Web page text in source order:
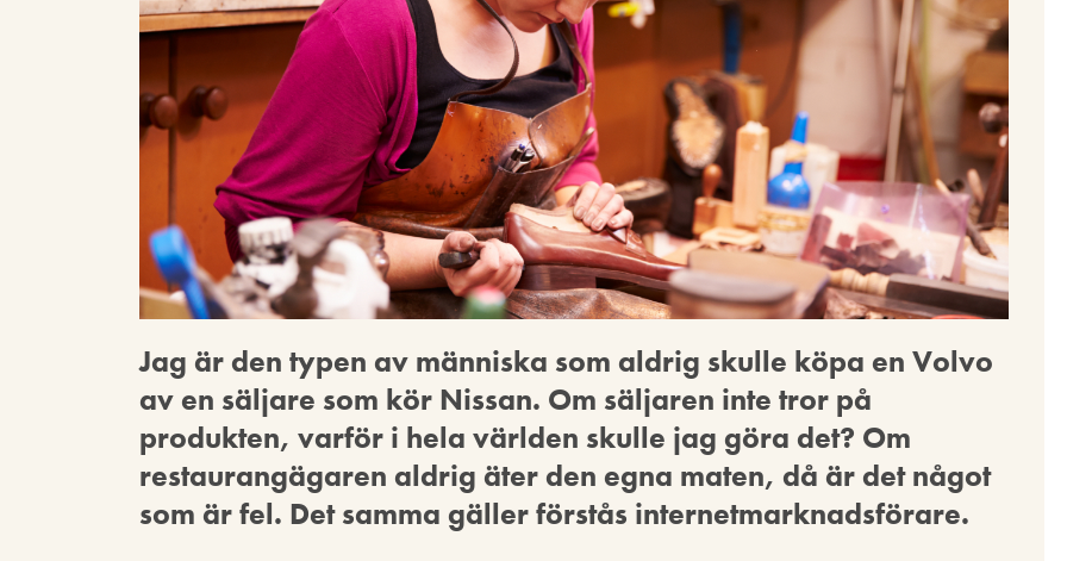
Jag är den typen av människa som aldrig skulle köpa en Volvo
av en säljare som kör Nissan. Om säljaren inte tror på
produkten, varför i hela världen skulle jag göra det? Om
restaurangägaren aldrig äter den egna maten, då är det något
som är fel. Det samma gäller förstås internetmarknadsförare.